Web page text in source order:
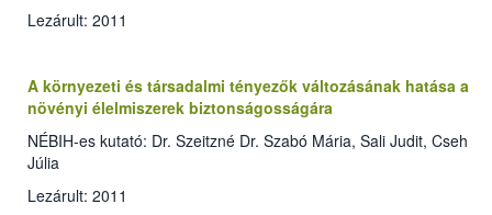
Lezárult: 2011
A környezeti és társadalmi tényezők változásának hatása a
növényi élelmiszerek biztonságosságára
NÉBIH-es kutató: Dr. Szeitzné Dr. Szabó Mária, Sali Judit, Cseh
Júlia
Lezárult: 2011